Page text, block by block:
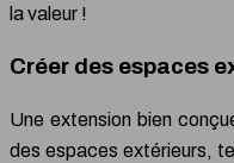
la valeur !
Créer des espaces
Une extension bien
des espaces extérieurs,